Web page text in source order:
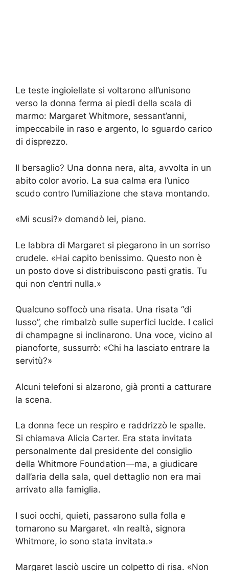
Le teste ingioiellate si voltarono all’unisono
verso la donna ferma ai piedi della scala di
marmo: Margaret Whitmore, sessant’anni,
impeccabile in raso e argento, lo sguardo carico
di disprezzo.
Il bersaglio? Una donna nera, alta, avvolta in un
abito color avorio. La sua calma era l’unico
scudo contro l’umiliazione che stava montando.
«Mi scusi?» domandò lei, piano.
Le labbra di Margaret si piegarono in un sorriso
crudele. «Hai capito benissimo. Questo non è
un posto dove si distribuiscono pasti gratis. Tu
qui non c’entri nulla.»
Qualcuno soffocò una risata. Una risata “di
lusso”, che rimbalzò sulle superfici lucide. I calici
di champagne si inclinarono. Una voce, vicino al
pianoforte, sussurrò: «Chi ha lasciato entrare la
servitù?»
Alcuni telefoni si alzarono, già pronti a catturare
la scena.
La donna fece un respiro e raddrizzò le spalle.
Si chiamava Alicia Carter. Era stata invitata
personalmente dal presidente del consiglio
della Whitmore Foundation—ma, a giudicare
dall’aria della sala, quel dettaglio non era mai
arrivato alla famiglia.
I suoi occhi, quieti, passarono sulla folla e
tornarono su Margaret. «In realtà, signora
Whitmore, io sono stata invitata.»
Margaret lasciò uscire un colpetto di risa. «Non